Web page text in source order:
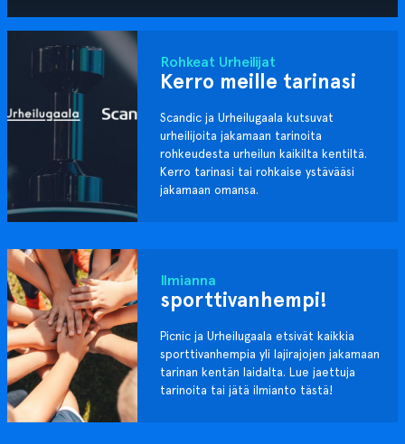
Rohkeat Urheilijat
Kerro meille tarinasi
Scandic ja Urheilugaala kutsuvat
urheilijoita jakamaan tarinoita
rohkeudesta urheilun kaikilta kentiltä.
Kerro tarinasi tai rohkaise ystävääsi
jakamaan omansa.
Ilmianna
sporttivanhempi!
Picnic ja Urheilugaala etsivät kaikkia
sporttivanhempia yli lajirajojen jakamaan
tarinan kentän laidalta. Lue jaettuja
tarinoita tai jätä ilmianto tästä!